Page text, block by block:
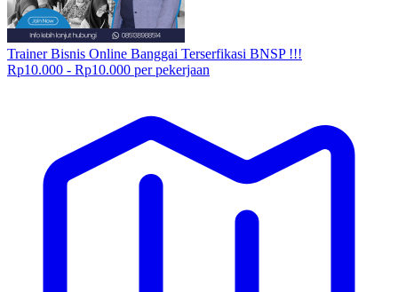
Trainer Bisnis Online Banggai Terserfikasi BNSP !!!
Rp10.000 - Rp10.000 per pekerjaan